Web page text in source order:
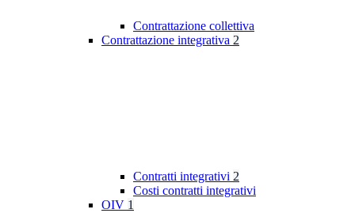
Contrattazione collettiva
Contrattazione integrativa 2
Contratti integrativi 2
Costi contratti integrativi
OIV 1